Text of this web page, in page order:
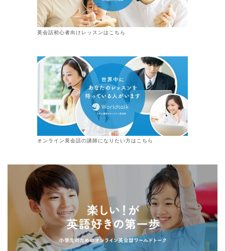
英会話初心者向けレッスンはこちら
オンライン英会話の講師になりたい方はこちら